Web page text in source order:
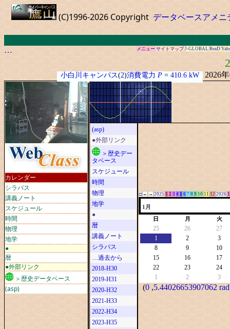
(C)1996-2026 Copyright データベースアメニ
… メニュー サイトマップ J-GLOBAL ReaD
小白川キャンパス(2)消費電力 P= 410.6 kW 2026
カレンダー
シラバス
講義ノート
スケジュール
時間
物理
地学
●
暦
●外部リンク
＞歴史データベース
(asp)
(asp)
●外部リンク
＞歴史デー
タベース
スケジュール
時間
物理
地学
●
暦
講義ノート
シラバス
…過去から
2018-H30
2019-H31
2020-H32
2021-H33
2022-H34
2023-H35
□ ← → 2025 1 2 3 4 5 6 7 8 9 10 11 12 2026 1
1月
日 月 火
25 26
27
1
2
3
8
9
10
15
16
17
22
23
24
1
2 3
(0 ,5.44026653907062 rad